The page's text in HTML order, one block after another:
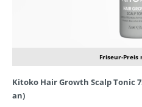
Friseur-Preis
Kitoko Hair Growth Scalp Tonic
an)